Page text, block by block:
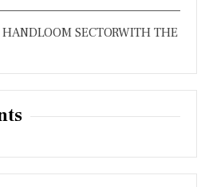
HANDLOOM SECTORWITH THE